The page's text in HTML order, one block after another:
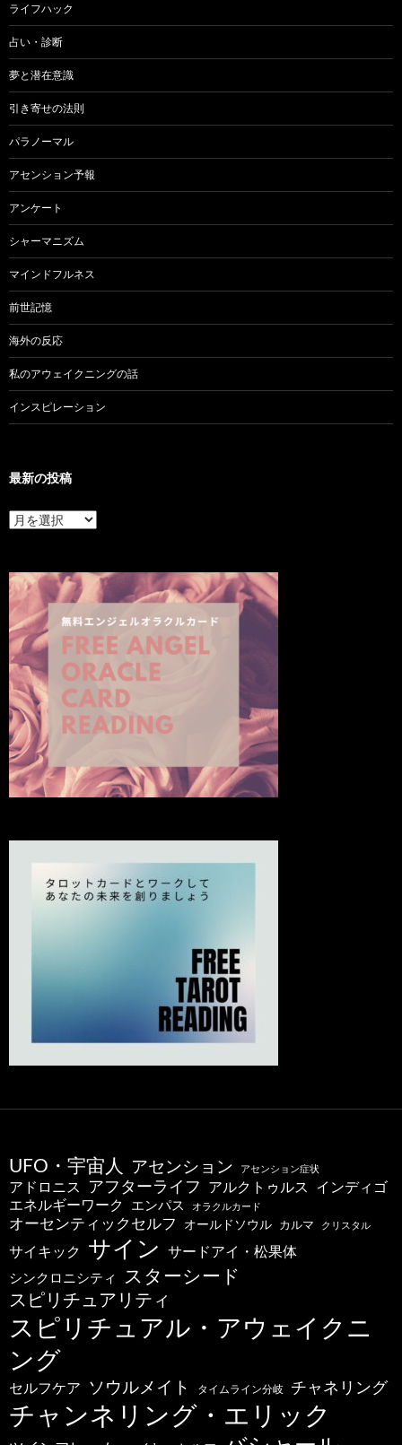
ライフハック
占い・診断
夢と潜在意識
引き寄せの法則
パラノーマル
アセンション予報
アンケート
シャーマニズム
マインドフルネス
前世記憶
海外の反応
私のアウェイクニングの話
インスピレーション
最新の投稿
最
新
稿
UFO・宇宙人 アセンション アセンション症状
アドロニス アフターライフ アルクトゥルス インディゴ
エネルギーワーク エンパス オラクルカード
オーセンティックセルフ オールドソウル カルマ クリスタル
サイキック サイン サードアイ・松果体
シンクロニシティ スターシード
スピリチュアリティ
スピリチュアル・アウェイクニ
ング
セルフケア ソウルメイト タイムライン分岐 チャネリング
チャンネリング・エリック